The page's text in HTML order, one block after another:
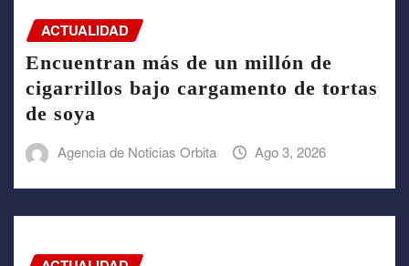
ACTUALIDAD
Encuentran más de un millón de
cigarrillos bajo cargamento de tortas
de soya
Agencia de Noticias Orbita Ago 3, 2026